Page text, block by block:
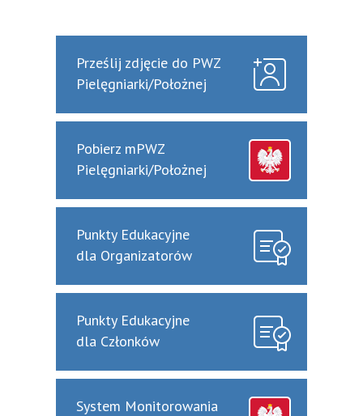
Prześlij zdjęcie do PWZ
Pielęgniarki/Położnej
Pobierz mPWZ
Pielęgniarki/Położnej
Punkty Edukacyjne
dla Organizatorów
Punkty Edukacyjne
dla Członków
System Monitorowania